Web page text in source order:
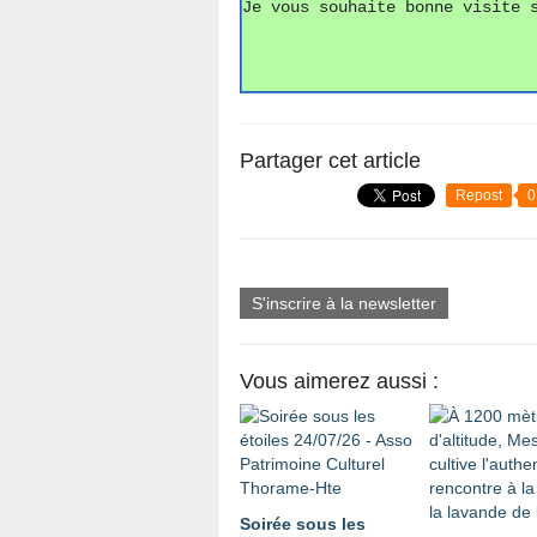
Je vous souhaite bonne visite
Partager cet article
Repost 0
S'inscrire à la newsletter
Vous aimerez aussi :
Soirée sous les